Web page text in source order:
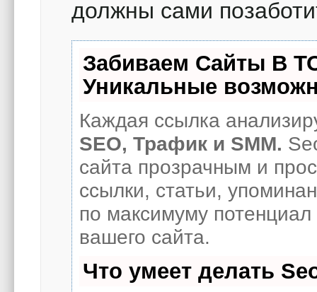
должны сами
Забиваем Сайты В
Уникальные
Каждая ссылка
SEO, Трафик и SMM.
сайта прозрачным и
ссылки, статьи,
по максимуму
вашего сайта.
Что умеет делать